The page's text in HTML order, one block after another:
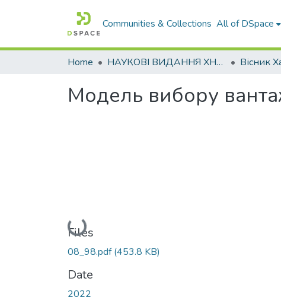
Communities & Collections All of DSpace
Home НАУКОВІ ВИДАННЯ ХНАДУ
Модель вибору
Loading...
Files
08_98.pdf(453.8 KB)
Date
2022